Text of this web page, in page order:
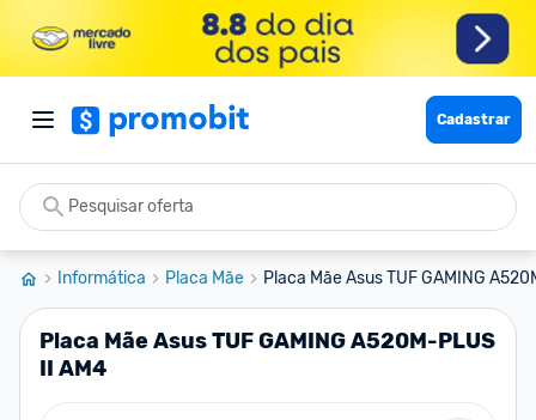
Cadastrar
Informática Placa Mãe Placa Mãe Asus TUF GAMING
Placa Mãe Asus TUF GAMING A520M-PLUS
II AM4